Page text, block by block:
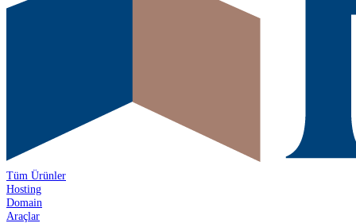
Tüm Ürünler
Hosting
Domain
Araçlar